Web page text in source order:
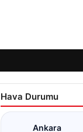
Hava Durumu
Ankara